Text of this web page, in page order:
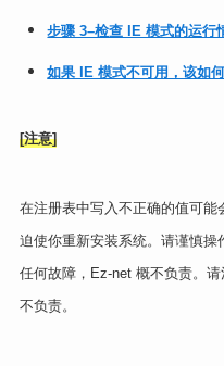
步骤 3–检查 IE 模式的运行
如果 IE 模式不可用，该如
[注意]
在注册表中写入不正确的值可
迫使你重新安装系统。请谨慎
任何故障，Ez-net 概不负责。
不负责。